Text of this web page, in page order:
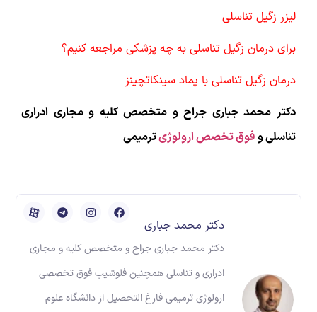
لیزر زگیل تناسلی
برای درمان زگیل تناسلی به چه پزشکی مراجعه کنیم؟
درمان زگیل تناسلی با پماد سینکاتچینز
دکتر محمد جباری جراح و متخصص کلیه و مجاری ادراری
تناسلی وفوق تخصص ارولوژیترمیمی
دکتر محمد جباری
دکتر محمد جباری جراح و متخصص کلیه و مجاری
ادراری و تناسلی همچنین فلوشیپ فوق تخصصی
ارولوژی ترمیمی فارغ التحصیل از دانشگاه علوم